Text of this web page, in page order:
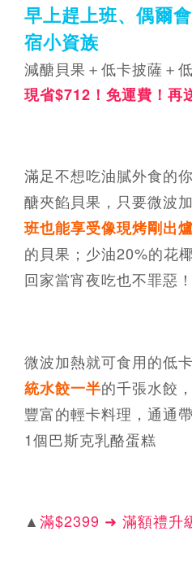
早上趕上班、偶爾
宿小資族
減醣貝果＋低卡披薩＋
現省$712！免運費！再
滿足不想吃油膩外食的
醣夾餡貝果，只要微波
班也能享受像現烤剛出
的貝果；少油20%的花
回家當宵夜吃也不罪惡！
微波加熱就可食用的低卡
統水餃一半的千張水餃
豐富的輕卡料理，通通
1個巴斯克乳酪蛋糕
▲滿$2399 ➜ 滿額禮升